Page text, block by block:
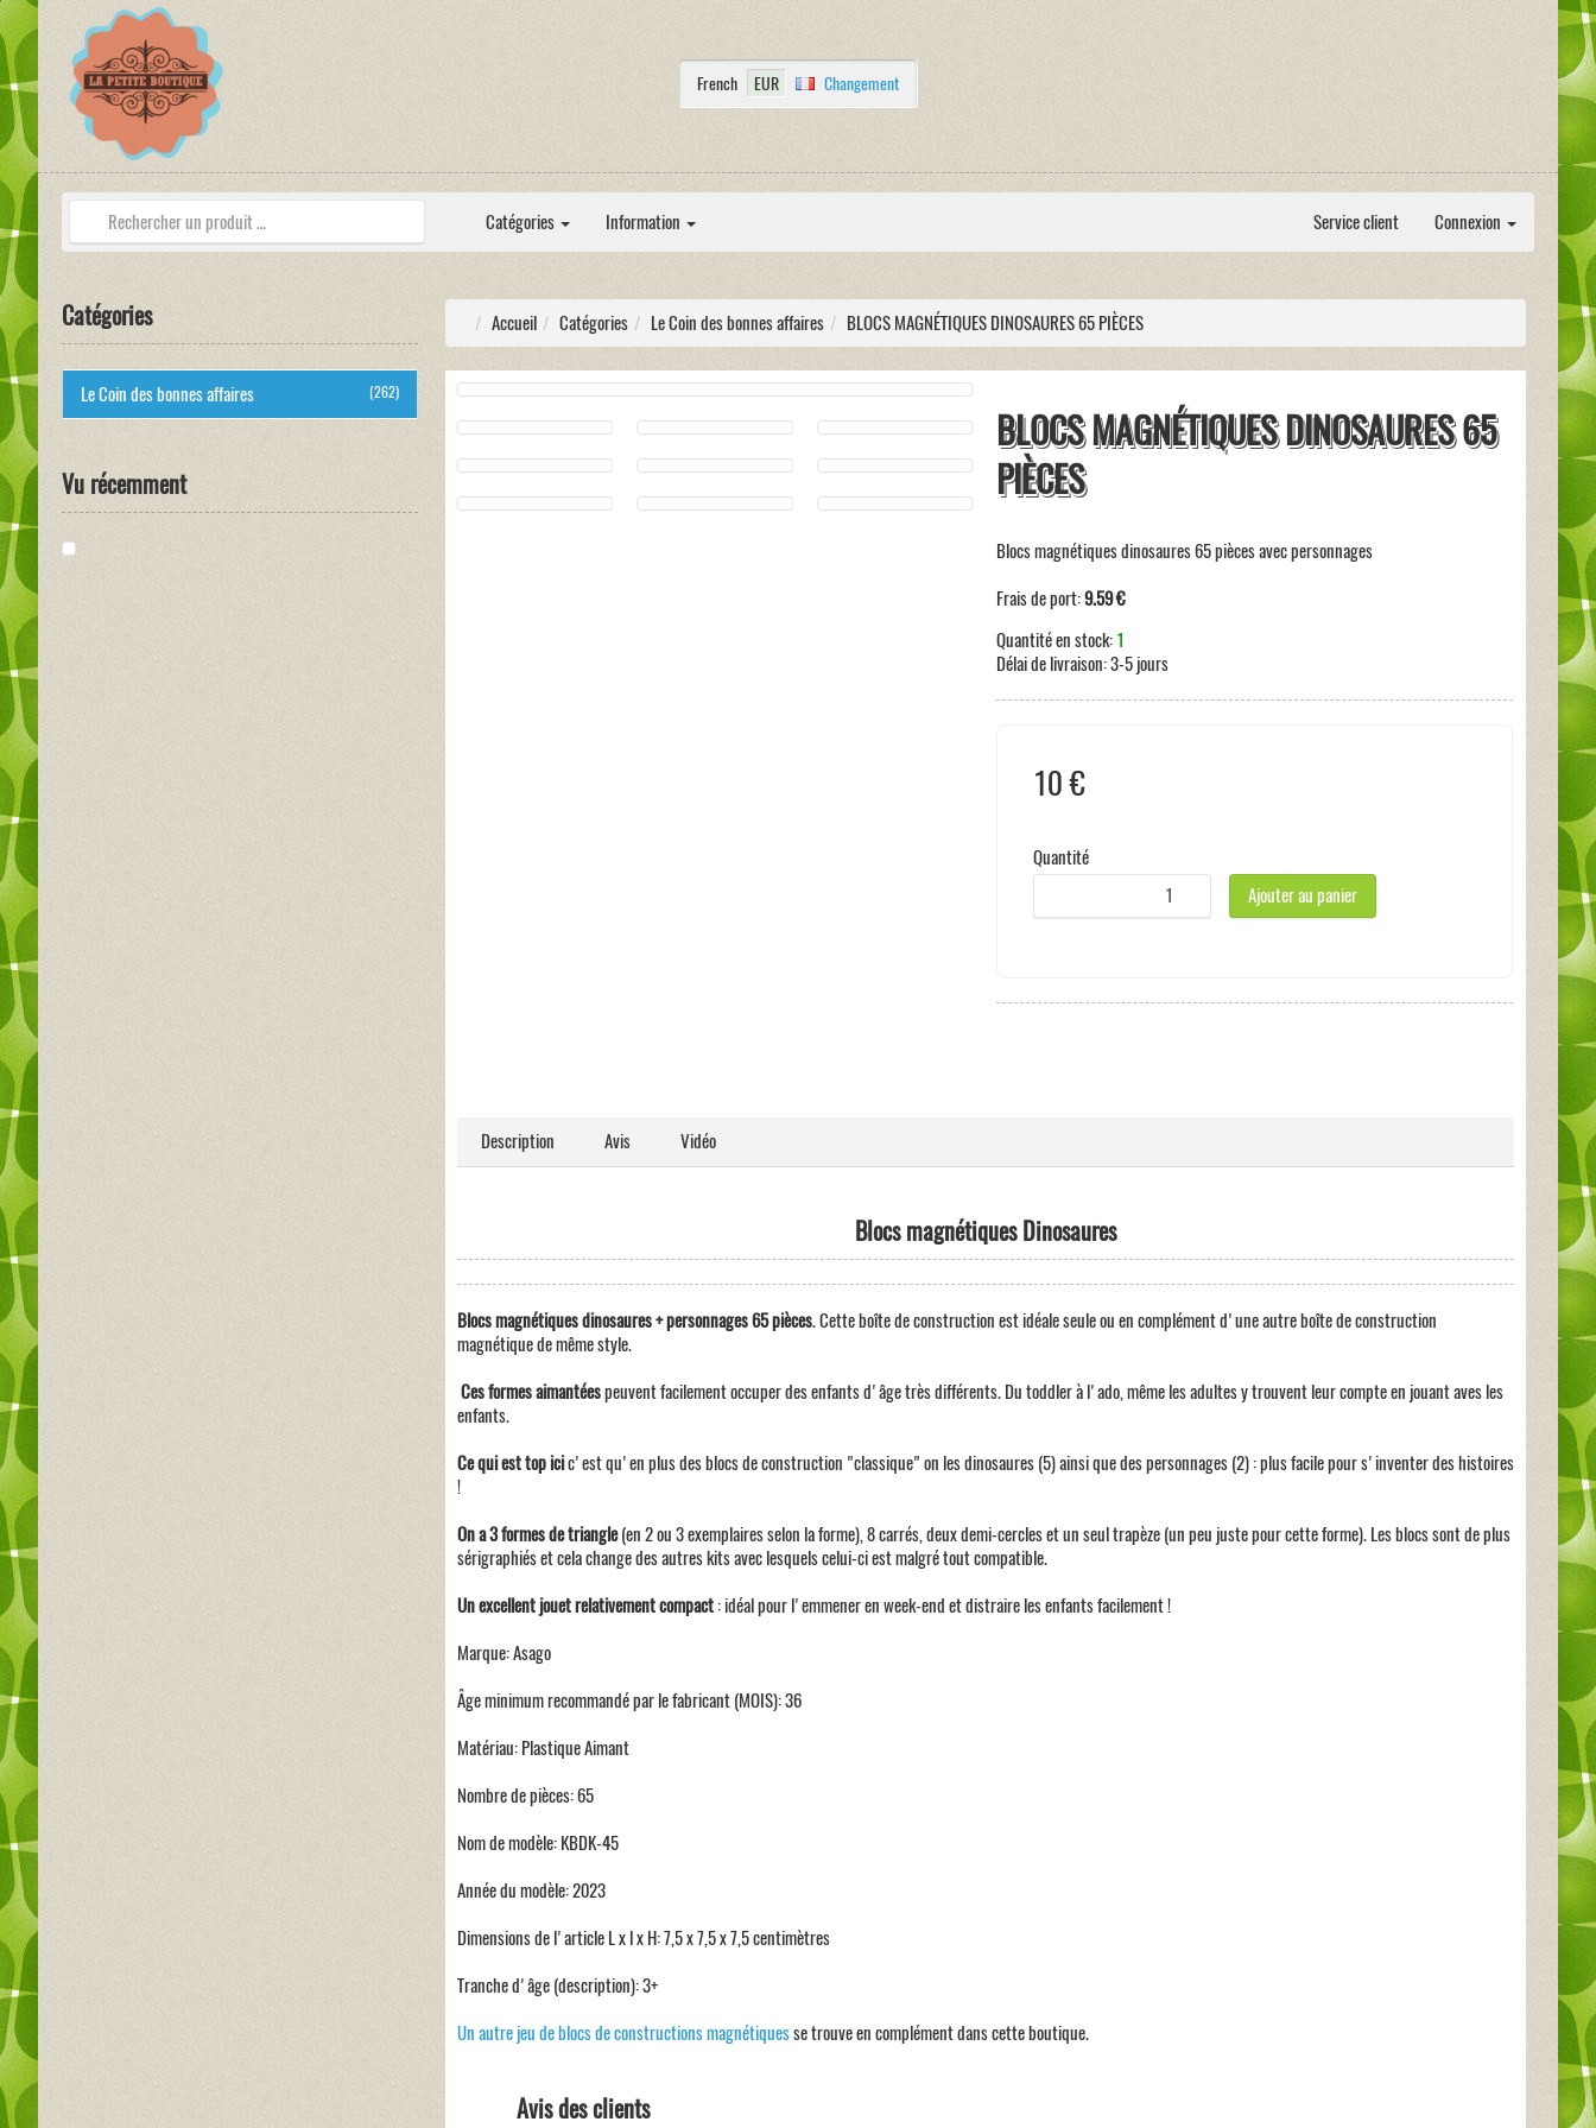
French EUR Changement
Catégories Information Service client Connexion
Catégories
Le Coin des bonnes affaires (262)
Vu récemment
Accueil Catégories Le Coin des bonnes affaires BLOCS MAGNÉTIQUES DINOSAURES 65 PIÈCES
BLOCS MAGNÉTIQUES DINOSAURES 65
PIÈCES
Blocs magnétiques dinosaures 65 pièces avec personnages
Frais de port:9.59 €
Quantité en stock: 1
Délai de livraison:3-5 jours
10 €
Quantité
Ajouter au panier
Description Avis Vidéo
Blocs magnétiques Dinosaures
Blocs magnétiques dinosaures + personnages 65 pièces. Cette boîte de construction est idéale seule ou en complément d'une autre boîte de construction
magnétique de même style.
Ces formes aimantéespeuvent facilement occuper des enfants d'âge très différents. Du toddler à l'ado, même les adultes y trouvent leur compte en jouant aves les
enfants.
Ce qui est top icic'est qu'en plus des blocs de construction "classique" on les dinosaures (5) ainsi que des personnages (2) : plus facile pour s'inventer des histoires
!
On a 3 formes de triangle(en 2 ou 3 exemplaires selon la forme), 8 carrés, deux demi-cercles et un seul trapèze (un peu juste pour cette forme). Les blocs sont de plus
sérigraphiés et cela change des autres kits avec lesquels celui-ci est malgré tout compatible.
Un excellent jouet relativement compact: idéal pour l'emmener en week-end et distraire les enfants facilement !
Marque: Asago
Âge minimum recommandé par le fabricant (MOIS): 36
Matériau: Plastique Aimant
Nombre de pièces: 65
Nom de modèle: KBDK-45
Année du modèle: 2023
Dimensions de l'article L x l x H: 7,5 x 7,5 x 7,5 centimètres
Tranche d'âge (description): 3+
Un autre jeu de blocs de constructions magnétiquesse trouve en complément dans cette boutique.
Avis des clients